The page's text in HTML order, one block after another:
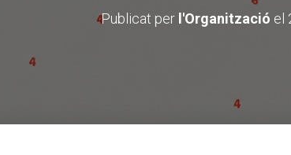
Publicat per l'Organització el